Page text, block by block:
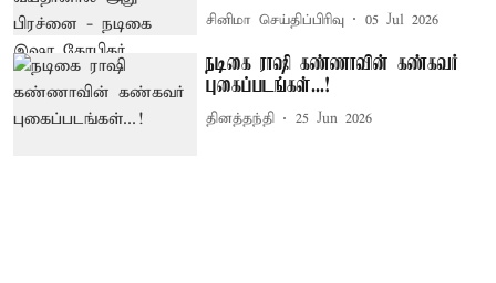
சினிமா செய்திப்பிரிவு 05 Jul 2026
நடிகை ராஷி கண்ணாவின் கண்கவர்
புகைப்படங்கள்...!
தினத்தந்தி 25 Jun 2026